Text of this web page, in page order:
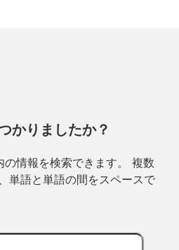
かりましたか？
の情報を検索できます。 複数
単語と単語の間をスペースで